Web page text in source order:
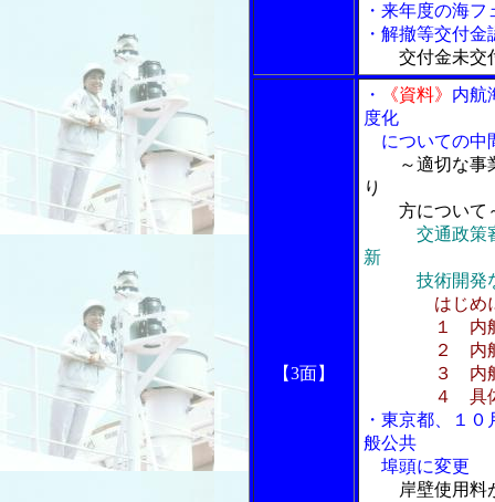
・来年度の海
・解撤等交付
交付金未交
【3面】
・ 《資料》 内航
度化
についての中
～適切な事
り
方について
交通政策
新
技術開発な
はじめ
１ 内航海
２ 内航海
３ 内航海運
４ 具体的
・東京都、１
般公共
埠頭に変更
岸壁使用料